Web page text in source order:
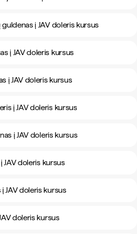
į JAV doleris kursus
į JAV doleris kursus
į JAV doleris kursus
į JAV doleris kursus
į JAV doleris kursus
JAV doleris kursus
JAV doleris kursus
doleris kursus